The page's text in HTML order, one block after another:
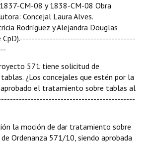
CM-08 y 1838-CM-08 Obra
Concejal Laura Alves.
Rodríguez y Alejandra Douglas
CpD).---------------------------------------
571 tiene solicitud de
¿Los concejales que estén por la
el tratamiento sobre tablas al
la moción de dar tratamiento sobre
Ordenanza 571/10, siendo aprobada